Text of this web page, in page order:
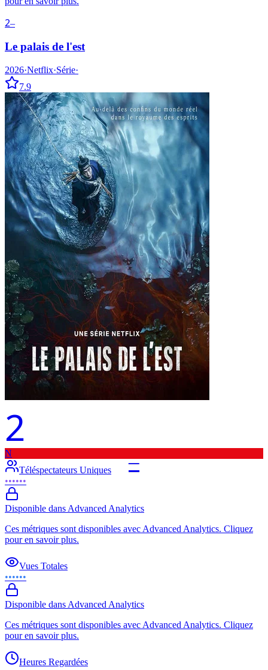
2–
Le palais de l'est
2026·Netflix·Série·
7.9
2
–
N
Téléspectateurs Uniques
••••••
Disponible dans Advanced Analytics
Ces métriques sont disponibles avec Advanced Analytics. Cliquez
pour en savoir plus.
Vues Totales
••••••
Disponible dans Advanced Analytics
Ces métriques sont disponibles avec Advanced Analytics. Cliquez
pour en savoir plus.
Heures Regardées